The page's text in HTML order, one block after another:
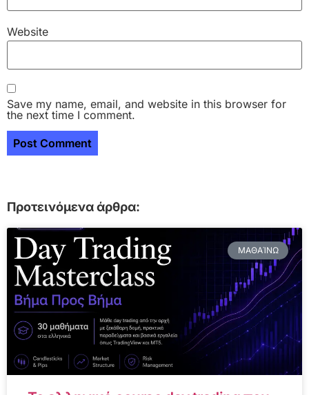
Website
Save my name, email, and website in this browser for
the next time I comment.
Προτεινόμενα άρθρα:
ΜΑΘΑΊΝΩ